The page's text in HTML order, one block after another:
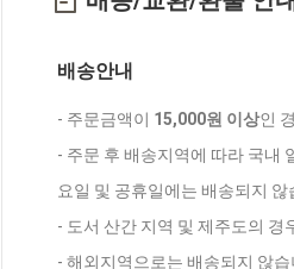
배송안내
- 주문금액이 15,000원 이상인
- 주문 후 배송지역에 따라 국내
요일 및 공휴일에는 배송되지 않
- 도서 산간 지역 및 제주도의
- 해외지역으로는 배송되지 않습